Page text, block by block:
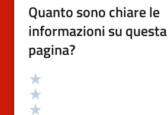
Quanto sono chiare le
informazioni su questa
pagina?
Valutazione